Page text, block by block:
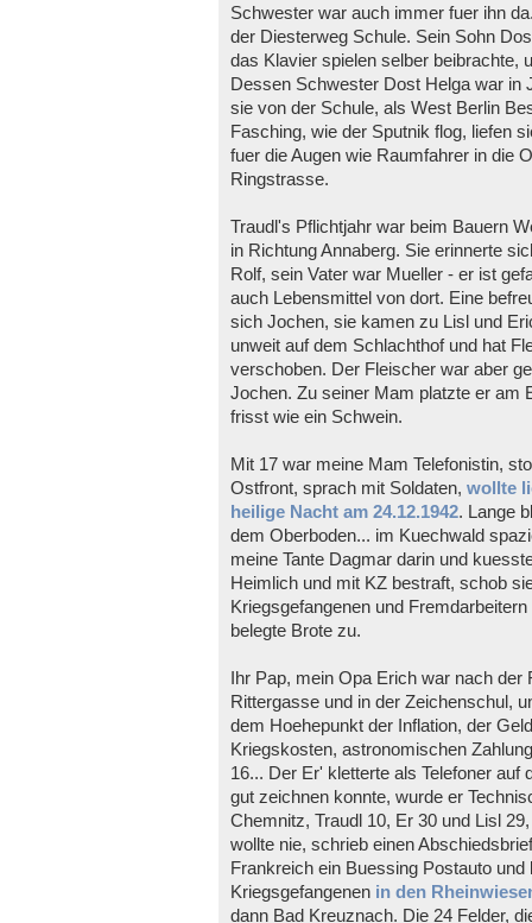
Schwester war auch immer fuer ihn
der Diesterweg Schule. Sein Sohn
das Klavier spielen selber beibrachte,
Dessen Schwester Dost Helga war in
sie von der Schule, als West Berlin
Fasching, wie der Sputnik flog, liefen
fuer die Augen wie Raumfahrer in die
Ringstrasse.
Traudl's Pflichtjahr war beim Bauern
in Richtung Annaberg. Sie erinnerte
Rolf, sein Vater war Mueller - er ist
auch Lebensmittel von dort. Eine
sich Jochen, sie kamen zu Lisl und
unweit auf dem Schlachthof und hat
verschoben. Der Fleischer war aber
Jochen. Zu seiner Mam platzte er am
frisst wie ein Schwein.
Mit 17 war meine Mam Telefonistin,
Ostfront, sprach mit Soldaten, wollte
heilige Nacht am 24.12.1942. Lange
dem Oberboden... im Kuechwald
meine Tante Dagmar darin und
Heimlich und mit KZ bestraft, schob
Kriegsgefangenen und
belegte Brote zu.
Ihr Pap, mein Opa Erich war nach
Rittergasse und in der Zeichenschul,
dem Hoehepunkt der Inflation, der
Kriegskosten, astronomischen
16... Der Er' kletterte als Telefoner auf
gut zeichnen konnte, wurde er
Chemnitz, Traudl 10, Er 30 und Lisl
wollte nie, schrieb einen
Frankreich ein Buessing Postauto
Kriegsgefangenen in den
dann Bad Kreuznach. Die 24 Felder,